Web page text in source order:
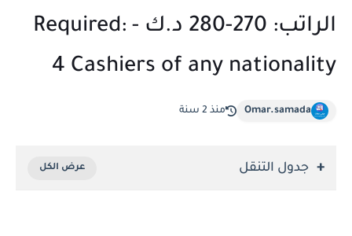
الراتب: 270-280 د.ك - Required:
4 Cashiers of any nationality
Omar.samada منذ 2 سنة
جدول التنقل